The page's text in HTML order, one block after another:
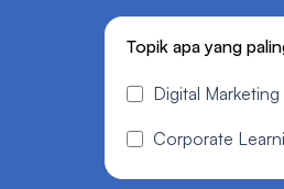
Topik apa yang
Digital Marketing
Corporate